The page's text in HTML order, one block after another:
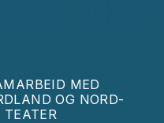
MED
OG NORD-